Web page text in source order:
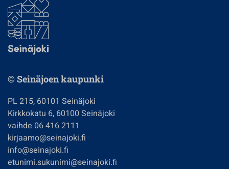
© Seinäjoen kaupunki
PL 215, 60101 Seinäjoki
Kirkkokatu 6, 60100 Seinäjoki
vaihde 06 416 2111
kirjaamo@seinajoki.fi
info@seinajoki.fi
etunimi.sukunimi@seinajoki.fi